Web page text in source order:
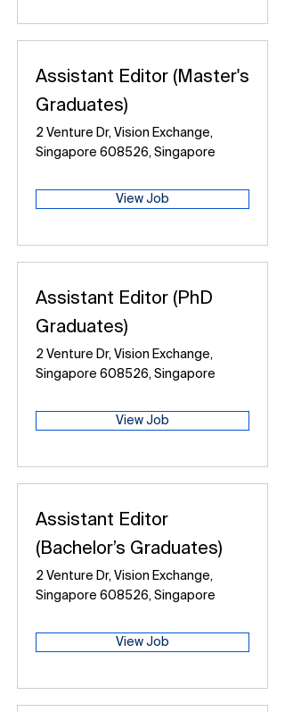
Assistant Editor (Master's
Graduates)
2 Venture Dr, Vision Exchange,
Singapore 608526, Singapore
View Job
Assistant Editor (PhD
Graduates)
2 Venture Dr, Vision Exchange,
Singapore 608526, Singapore
View Job
Assistant Editor
(Bachelor’s Graduates)
2 Venture Dr, Vision Exchange,
Singapore 608526, Singapore
View Job